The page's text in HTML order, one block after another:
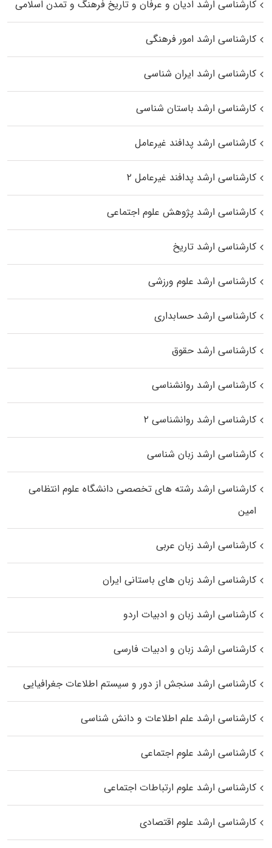
کارشناسی ارشد ادیان و عرفان و تاریخ فرهنگ و تمدن اسلامی
کارشناسی ارشد امور فرهنگی
کارشناسی ارشد ایران شناسی
کارشناسی ارشد باستان شناسی
کارشناسی ارشد پدافند غیرعامل
کارشناسی ارشد پدافند غیرعامل ۲
کارشناسی ارشد پژوهش علوم اجتماعی
کارشناسی ارشد تاریخ
کارشناسی ارشد علوم ورزشی
کارشناسی ارشد حسابداری
کارشناسی ارشد حقوق
کارشناسی ارشد روانشناسی
کارشناسی ارشد روانشناسی ۲
کارشناسی ارشد زبان شناسی
کارشناسی ارشد رﺷﺘﻪ ﻫﺎی تخصصی داﻧﺸﮕﺎه ﻋﻠﻮم انتظامی
اﻣﻴﻦ
کارشناسی ارشد زبان عربی
کارشناسی ارشد زبان‌ های باستانی ایران
کارشناسی ارشد زبان و ادبیات اردو
کارشناسی ارشد زبان و ادبیات فارسی
کارشناسی ارشد سنجش از دور و سیستم اطلاعات جغرافیایی
کارشناسی ارشد علم اطلاعات و دانش شناسی
کارشناسی ارشد علوم اجتماعی
کارشناسی ارشد علوم ارتباطات اجتماعی
کارشناسی ارشد علوم اقتصادی